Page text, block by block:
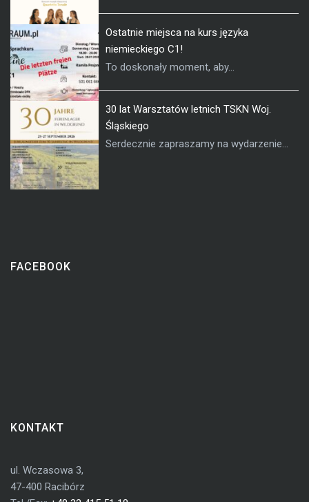
Ostatnie miejsca na kurs języka
niemieckiego C1!
To doskonały moment, aby...
30 lat Warsztatów letnich TSKN Woj.
Śląskiego
Serdecznie zapraszamy na wydarzenie...
FACEBOOK
KONTAKT
ul. Wczasowa 3,
47-400 Racibórz